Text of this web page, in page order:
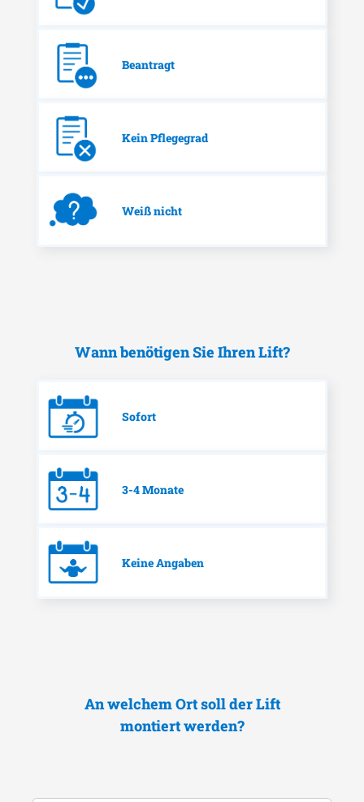
Beantragt
Kein Pflegegrad
Weiß nicht
Wann benötigen Sie Ihren Lift?
Sofort
3-4 Monate
Keine Angaben
An welchem Ort soll der Lift
montiert werden?